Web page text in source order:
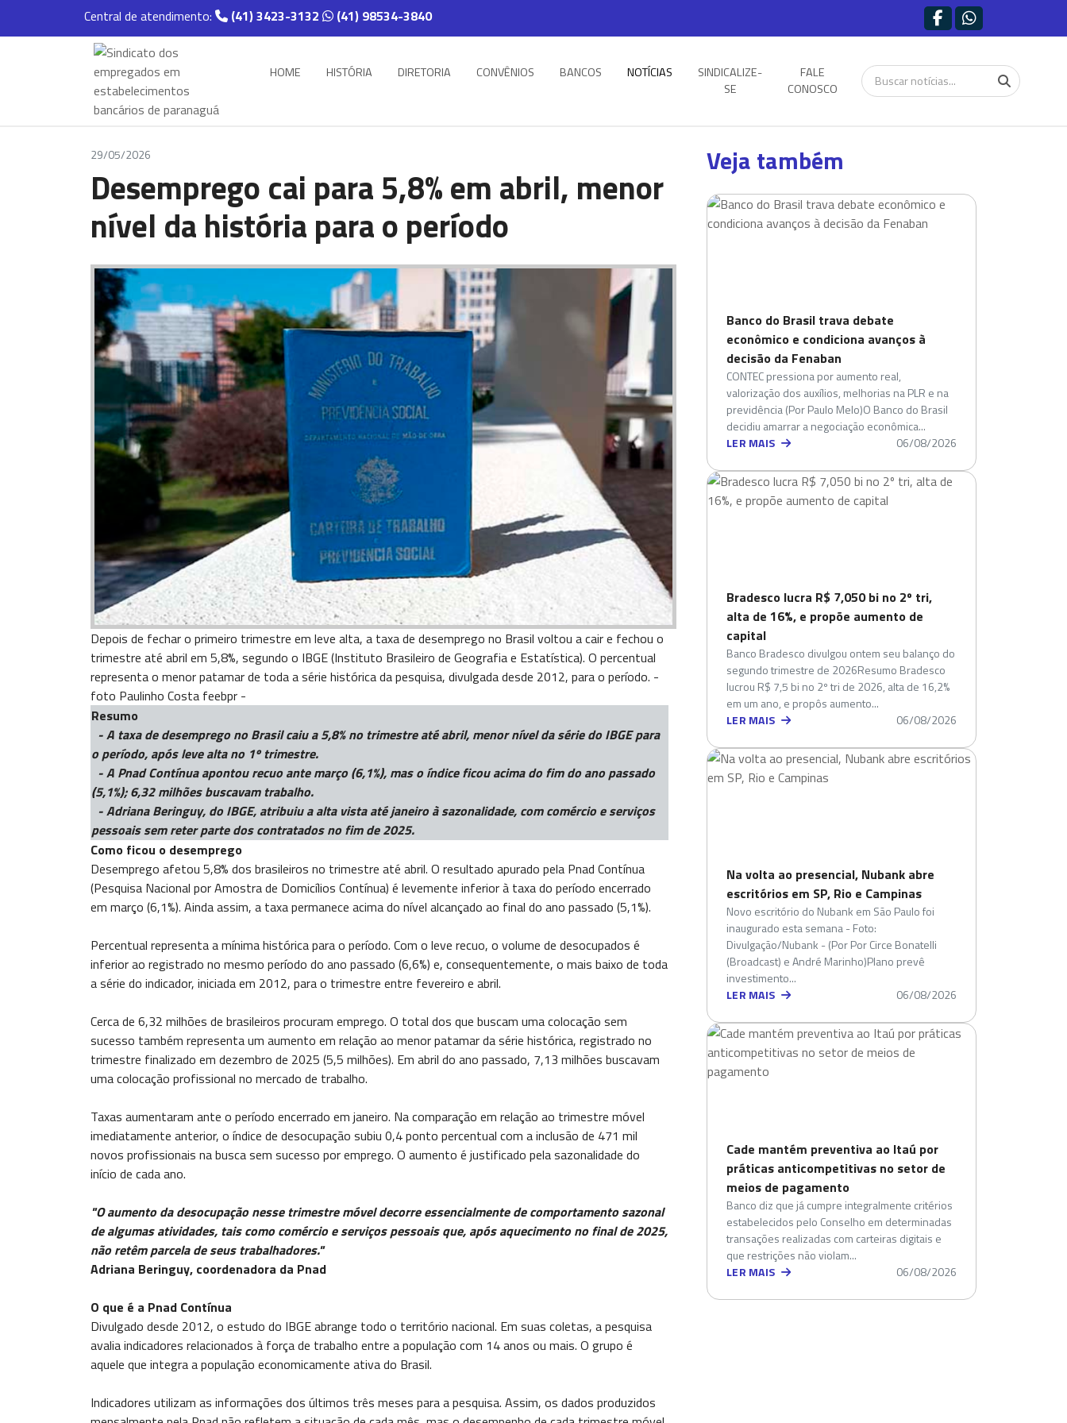
Central de atendimento: (41) 3423-3132 (41) 98534-3840
HOME HISTÓRIA DIRETORIA CONVÊNIOS BANCOS NOTÍCIAS
SINDICALIZE-
SE
FALE
CONOSCO
29/05/2026
Desemprego cai para 5,8% em abril, menor
nível da história para o período
Depois de fechar o primeiro trimestre em leve alta, a taxa de desemprego no Brasil voltou a cair e fechou o
trimestre até abril em 5,8%, segundo o IBGE (Instituto Brasileiro de Geografia e Estatística). O percentual
representa o menor patamar de toda a série histórica da pesquisa, divulgada desde 2012, para o período. -
foto Paulinho Costa feebpr -
Resumo
- A taxa de desemprego no Brasil caiu a 5,8% no trimestre até abril, menor nível da série do IBGE para
o período, após leve alta no 1º trimestre.
- A Pnad Contínua apontou recuo ante março (6,1%), mas o índice ficou acima do fim do ano passado
(5,1%); 6,32 milhões buscavam trabalho.
- Adriana Beringuy, do IBGE, atribuiu a alta vista até janeiro à sazonalidade, com comércio e serviços
pessoais sem reter parte dos contratados no fim de 2025.
Como ficou o desemprego
Desemprego afetou 5,8% dos brasileiros no trimestre até abril. O resultado apurado pela Pnad Contínua
(Pesquisa Nacional por Amostra de Domicílios Contínua) é levemente inferior à taxa do período encerrado
em março (6,1%). Ainda assim, a taxa permanece acima do nível alcançado ao final do ano passado (5,1%).
Percentual representa a mínima histórica para o período. Com o leve recuo, o volume de desocupados é
inferior ao registrado no mesmo período do ano passado (6,6%) e, consequentemente, o mais baixo de toda
a série do indicador, iniciada em 2012, para o trimestre entre fevereiro e abril.
Cerca de 6,32 milhões de brasileiros procuram emprego. O total dos que buscam uma colocação sem
sucesso também representa um aumento em relação ao menor patamar da série histórica, registrado no
trimestre finalizado em dezembro de 2025 (5,5 milhões). Em abril do ano passado, 7,13 milhões buscavam
uma colocação profissional no mercado de trabalho.
Taxas aumentaram ante o período encerrado em janeiro. Na comparação em relação ao trimestre móvel
imediatamente anterior, o índice de desocupação subiu 0,4 ponto percentual com a inclusão de 471 mil
novos profissionais na busca sem sucesso por emprego. O aumento é justificado pela sazonalidade do
início de cada ano.
"O aumento da desocupação nesse trimestre móvel decorre essencialmente de comportamento sazonal
de algumas atividades, tais como comércio e serviços pessoais que, após aquecimento no final de 2025,
não retêm parcela de seus trabalhadores."
Adriana Beringuy, coordenadora da Pnad
O que é a Pnad Contínua
Divulgado desde 2012, o estudo do IBGE abrange todo o território nacional. Em suas coletas, a pesquisa
avalia indicadores relacionados à força de trabalho entre a população com 14 anos ou mais. O grupo é
aquele que integra a população economicamente ativa do Brasil.
Indicadores utilizam as informações dos últimos três meses para a pesquisa. Assim, os dados produzidos
Veja também
Banco do Brasil trava debate
econômico e condiciona avanços à
decisão da Fenaban
CONTEC pressiona por aumento real,
valorização dos auxílios, melhorias na PLR e na
previdência (Por Paulo Melo)O Banco do Brasil
decidiu amarrar a negociação econômica...
LER MAIS
06/08/2026
Bradesco lucra R$ 7,050 bi no 2º tri,
alta de 16%, e propõe aumento de
capital
Banco Bradesco divulgou ontem seu balanço do
segundo trimestre de 2026Resumo Bradesco
lucrou R$ 7,5 bi no 2º tri de 2026, alta de 16,2%
em um ano, e propôs aumento...
LER MAIS
06/08/2026
Na volta ao presencial, Nubank abre
escritórios em SP, Rio e Campinas
Novo escritório do Nubank em São Paulo foi
inaugurado esta semana - Foto:
Divulgação/Nubank - (Por Por Circe Bonatelli
(Broadcast) e André Marinho)Plano prevê
investimento...
LER MAIS
06/08/2026
Cade mantém preventiva ao Itaú por
práticas anticompetitivas no setor de
meios de pagamento
Banco diz que já cumpre integralmente critérios
estabelecidos pelo Conselho em determinadas
transações realizadas com carteiras digitais e
que restrições não violam...
LER MAIS
06/08/2026